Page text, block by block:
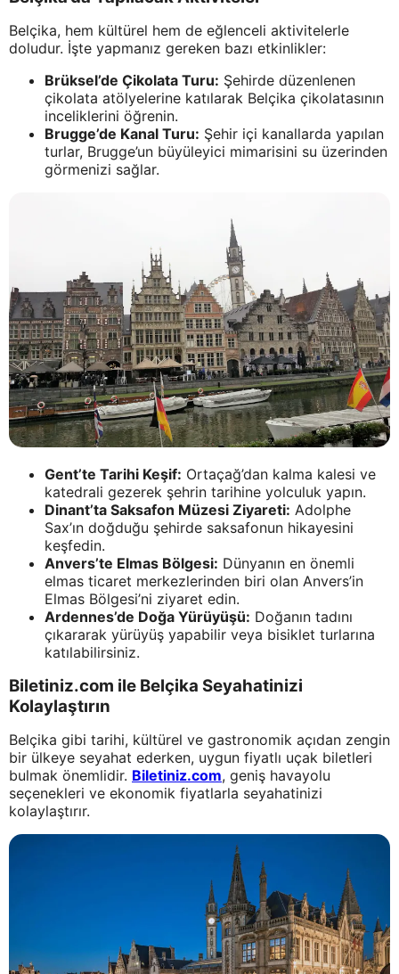
Belçika, hem kültürel hem de eğlenceli aktivitelerle
doludur. İşte yapmanız gereken bazı etkinlikler:
Brüksel’de Çikolata Turu: Şehirde düzenlenen
çikolata atölyelerine katılarak Belçika çikolatasının
inceliklerini öğrenin.
Brugge’de Kanal Turu: Şehir içi kanallarda yapılan
turlar, Brugge’un büyüleyici mimarisini su üzerinden
görmenizi sağlar.
Gent’te Tarihi Keşif: Ortaçağ’dan kalma kalesi ve
katedrali gezerek şehrin tarihine yolculuk yapın.
Dinant’ta Saksafon Müzesi Ziyareti: Adolphe
Sax’ın doğduğu şehirde saksafonun hikayesini
keşfedin.
Anvers’te Elmas Bölgesi: Dünyanın en önemli
elmas ticaret merkezlerinden biri olan Anvers’in
Elmas Bölgesi’ni ziyaret edin.
Ardennes’de Doğa Yürüyüşü: Doğanın tadını
çıkararak yürüyüş yapabilir veya bisiklet turlarına
katılabilirsiniz.
Biletiniz.com ile Belçika Seyahatinizi
Kolaylaştırın
Belçika gibi tarihi, kültürel ve gastronomik açıdan zengin
bir ülkeye seyahat ederken, uygun fiyatlı uçak biletleri
bulmak önemlidir. Biletiniz.com, geniş havayolu
seçenekleri ve ekonomik fiyatlarla seyahatinizi
kolaylaştırır.